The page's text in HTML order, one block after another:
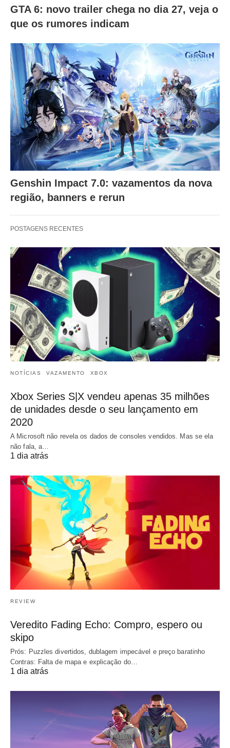
GTA 6: novo trailer chega no dia 27, veja o
que os rumores indicam
Genshin Impact 7.0: vazamentos da nova
região, banners e rerun
POSTAGENS RECENTES
NOTÍCIAS VAZAMENTO XBOX
Xbox Series S|X vendeu apenas 35 milhões
de unidades desde o seu lançamento em
2020
A Microsoft não revela os dados de consoles vendidos. Mas se ela
não fala, a…
1 dia atrás
REVIEW
Veredito Fading Echo: Compro, espero ou
skipo
Prós: Puzzles divertidos, dublagem impecável e preço baratinho
Contras: Falta de mapa e explicação do…
1 dia atrás